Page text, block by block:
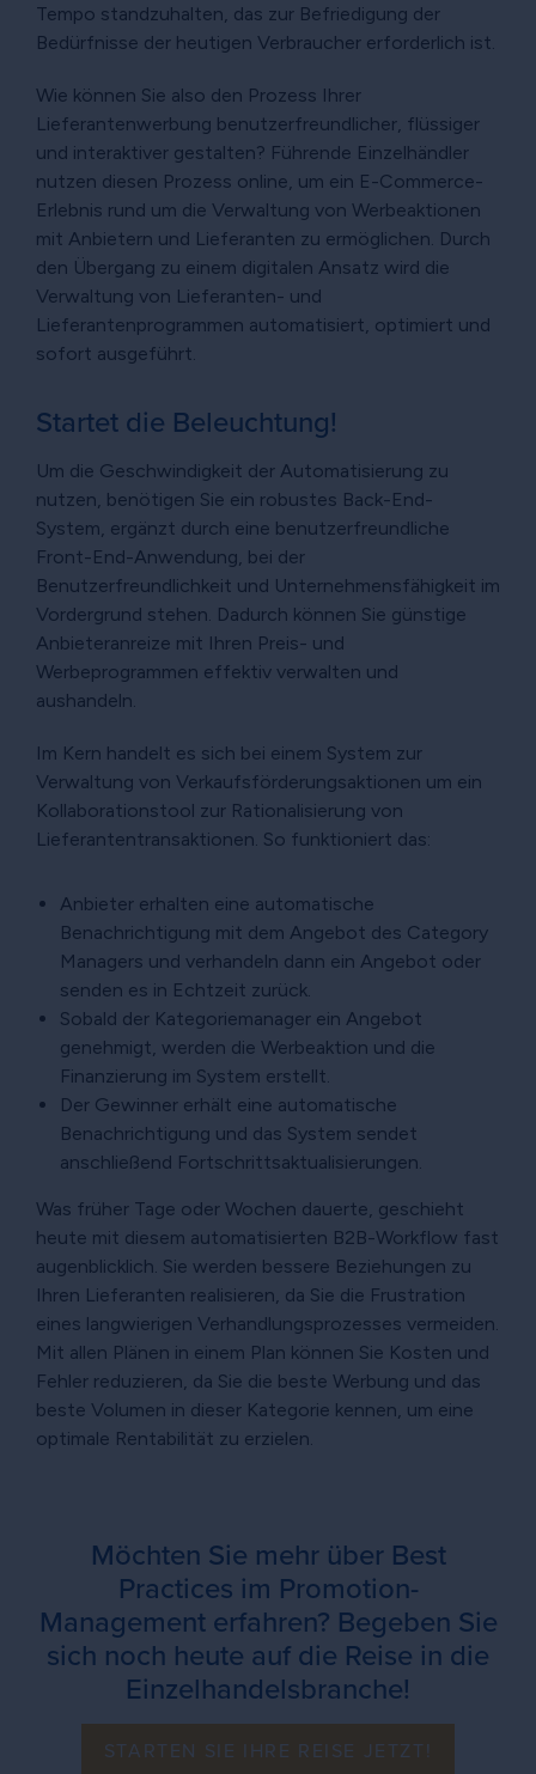
Tempo standzuhalten, das zur Befriedigung der
Bedürfnisse der heutigen Verbraucher erforderlich ist.
Wie können Sie also den Prozess Ihrer
Lieferantenwerbung benutzerfreundlicher, flüssiger
und interaktiver gestalten? Führende Einzelhändler
nutzen diesen Prozess online, um ein E-Commerce-
Erlebnis rund um die Verwaltung von Werbeaktionen
mit Anbietern und Lieferanten zu ermöglichen. Durch
den Übergang zu einem digitalen Ansatz wird die
Verwaltung von Lieferanten- und
Lieferantenprogrammen automatisiert, optimiert und
sofort ausgeführt.
Startet die Beleuchtung!
Um die Geschwindigkeit der Automatisierung zu
nutzen, benötigen Sie ein robustes Back-End-
System, ergänzt durch eine benutzerfreundliche
Front-End-Anwendung, bei der
Benutzerfreundlichkeit und Unternehmensfähigkeit im
Vordergrund stehen. Dadurch können Sie günstige
Anbieteranreize mit Ihren Preis- und
Werbeprogrammen effektiv verwalten und
aushandeln.
Im Kern handelt es sich bei einem System zur
Verwaltung von Verkaufsförderungsaktionen um ein
Kollaborationstool zur Rationalisierung von
Lieferantentransaktionen. So funktioniert das:
Anbieter erhalten eine automatische
Benachrichtigung mit dem Angebot des Category
Managers und verhandeln dann ein Angebot oder
senden es in Echtzeit zurück.
Sobald der Kategoriemanager ein Angebot
genehmigt, werden die Werbeaktion und die
Finanzierung im System erstellt.
Der Gewinner erhält eine automatische
Benachrichtigung und das System sendet
anschließend Fortschrittsaktualisierungen.
Was früher Tage oder Wochen dauerte, geschieht
heute mit diesem automatisierten B2B-Workflow fast
augenblicklich. Sie werden bessere Beziehungen zu
Ihren Lieferanten realisieren, da Sie die Frustration
eines langwierigen Verhandlungsprozesses vermeiden.
Mit allen Plänen in einem Plan können Sie Kosten und
Fehler reduzieren, da Sie die beste Werbung und das
beste Volumen in dieser Kategorie kennen, um eine
optimale Rentabilität zu erzielen.
Möchten Sie mehr über Best
Practices im Promotion-
Management erfahren? Begeben Sie
sich noch heute auf die Reise in die
Einzelhandelsbranche!
STARTEN SIE IHRE REISE JETZT!